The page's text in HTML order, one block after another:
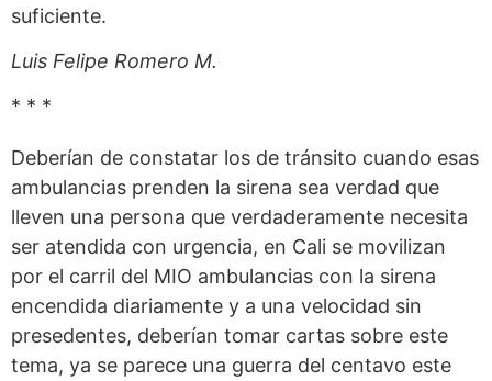
suficiente.
Luis Felipe Romero M.
* * *
Deberían de constatar los de tránsito cuando esas
ambulancias prenden la sirena sea verdad que
lleven una persona que verdaderamente necesita
ser atendida con urgencia, en Cali se movilizan
por el carril del MIO ambulancias con la sirena
encendida diariamente y a una velocidad sin
presedentes, deberían tomar cartas sobre este
tema, ya se parece una guerra del centavo este